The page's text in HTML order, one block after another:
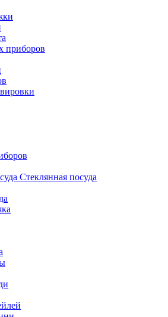
приборов
Стеклянная посуда